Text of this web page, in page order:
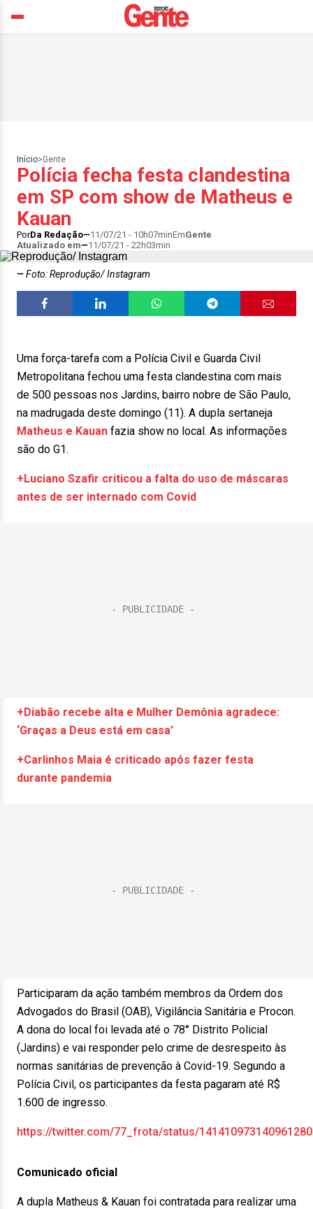
Início>Gente
Polícia fecha festa clandestina
em SP com show de Matheus e
Kauan
PorDa Redação 11/07/21 - 10h07minEmGente
Atualizado em
11/07/21 - 22h03min
Foto: Reprodução/ Instagram
Uma força-tarefa com a Polícia Civil e Guarda Civil
Metropolitana fechou uma festa clandestina com mais
de 500 pessoas nos Jardins, bairro nobre de São Paulo,
na madrugada deste domingo (11). A dupla sertaneja
Matheus e Kauan fazia show no local. As informações
são do G1.
+Luciano Szafir criticou a falta do uso de máscaras
antes de ser internado com Covid
+Diabão recebe alta e Mulher Demônia agradece:
‘Graças a Deus está em casa’
+Carlinhos Maia é criticado após fazer festa
durante pandemia
Participaram da ação também membros da Ordem dos
Advogados do Brasil (OAB), Vigilância Sanitária e Procon.
A dona do local foi levada até o 78° Distrito Policial
(Jardins) e vai responder pelo crime de desrespeito às
normas sanitárias de prevenção à Covid-19. Segundo a
Polícia Civil, os participantes da festa pagaram até R$
1.600 de ingresso.
https://twitter.com/77_frota/status/
Comunicado oficial
A dupla Matheus & Kauan foi contratada para realizar uma